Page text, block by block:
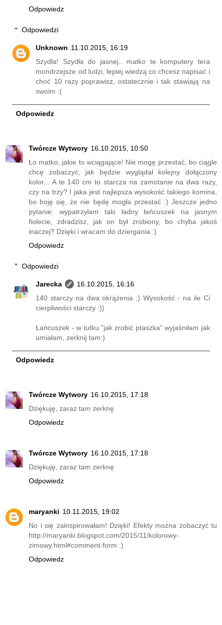
Odpowiedz
Odpowiedzi
Unknown 11.10.2015, 16:19
Szydła! Szydła do jasnej.. matko te komputery tera
mondrzejsze od ludzi, lepiej wiedzą co chcesz napisać i
choć 10 razy poprawisz, ostatecznie i tak stawiają na
swoim :(
Odpowiedz
Twórcze Wytwory 16.10.2015, 10:50
Ło matko, jakie to wciągające! Nie mogę przestać, bo ciągle
chcę zobaczyć, jak będzie wyglądał kolejny dołączony
kolor... A te 140 cm to starcza na zamotanie na dwa razy,
czy na trzy? I jaka jest najlepsza wysokość takiego komina,
bo boję się, że nie będę mogła przestać :) Jeszcze jedno
pytanie: wypatrzyłam taki ładny łańcuszek na jasnym
fiolecie, zdradzisz, jak on był zrobiony, bo chyba jakoś
inaczej? Dzięki i wracam do dziergania :)
Odpowiedz
Odpowiedzi
Jarecka
16.10.2015, 16:16
140 starczy na dwa okrążenia ;) Wysokość - na ile Ci
cierpliwości starczy :))
Łańcuszek - w tutku "jak zrobić ptaszka" wyjaśniłam jak
umiałam, zerknij tam:)
Odpowiedz
Twórcze Wytwory 16.10.2015, 17:18
Dziękuję, zaraz tam zerknę
Odpowiedz
Twórcze Wytwory 16.10.2015, 17:18
Dziękuję, zaraz tam zerknę
Odpowiedz
maryanki 10.11.2015, 19:02
No i się zainspirowałam! Dzięki! Efekty można zobaczyć tu
http://maryanki.blogspot.com/2015/11/kolorowy-
zimowy.html#comment-form :)
Odpowiedz